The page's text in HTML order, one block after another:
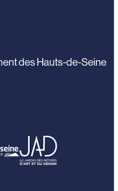
des Hauts-de-Seine